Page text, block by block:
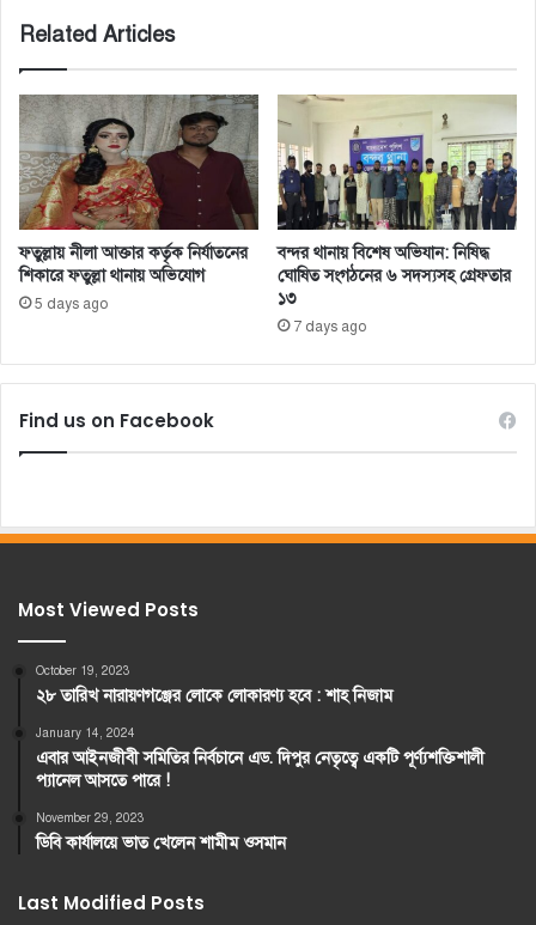
Related Articles
ফতুল্লায় নীলা আক্তার কর্তৃক নির্যাতনের
শিকারে ফতুল্লা থানায় অভিযোগ
5 days ago
বন্দর থানায় বিশেষ অভিযান: নিষিদ্ধ
ঘোষিত সংগঠনের ৬ সদস্যসহ গ্রেফতার
১৩
7 days ago
Find us on Facebook
Most Viewed Posts
October 19, 2023
২৮ তারিখ নারায়ণগঞ্জের লোকে লোকারণ্য হবে : শাহ নিজাম
January 14, 2024
এবার আইনজীবী সমিতির নির্বচানে এড. দিপুর নেতৃত্বে একটি পূর্ণ্যশক্তিশালী
প্যানেল আসতে পারে !
November 29, 2023
ডিবি কার্যালয়ে ভাত খেলেন শামীম ওসমান
Last Modified Posts